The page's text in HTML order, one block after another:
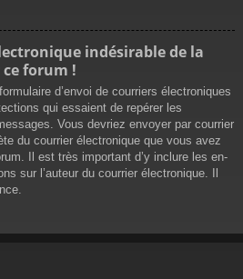
indésirable de la
forum !
d’envoi de courriers électroniques
qui essaient de repérer les
Vous devriez envoyer par courrier
du courrier électronique que vous avez
Il est très important d’y inclure les en-
sur l’auteur du courrier électronique. Il